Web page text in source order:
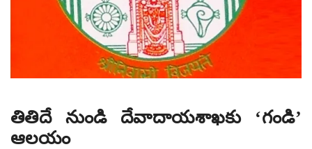
తితిదే నుండి దేవాదాయశాఖకు ‘గండి’
ఆలయం